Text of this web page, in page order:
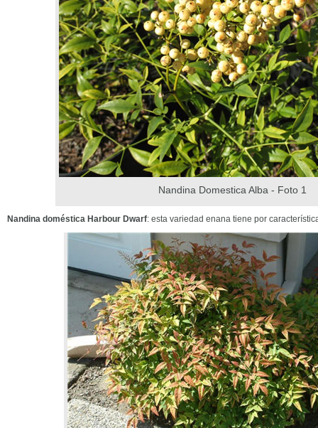
Nandina Domestica Alba - Foto 1
Nandina doméstica Harbour Dwarf: esta variedad enana tiene por